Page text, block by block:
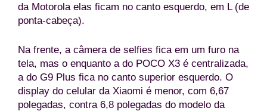
da Motorola elas ficam no canto esquerdo, em L (de
ponta-cabeça).
Na frente, a câmera de selfies fica em um furo na
tela, mas o enquanto a do POCO X3 é centralizada,
a do G9 Plus fica no canto superior esquerdo. O
display do celular da Xiaomi é menor, com 6,67
polegadas, contra 6,8 polegadas do modelo da